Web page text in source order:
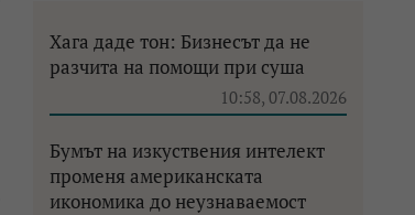
Хага даде тон: Бизнесът да не
разчита на помощи при суша
10:58, 07.08.2026
Бумът на изкуствения интелект
променя американската
икономика до неузнаваемост